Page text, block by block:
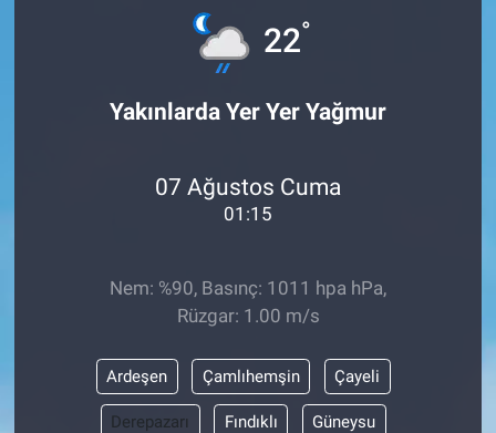
22°
Yakınlarda Yer Yer Yağmur
07 Ağustos Cuma
01:15
Nem: %90, Basınç: 1011 hpa hPa,
Rüzgar: 1.00 m/s
Ardeşen Çamlıhemşin Çayeli
Derepazarı Fındıklı Güneysu